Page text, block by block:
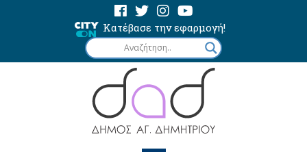
Κατέβασε την εφαρμογή!